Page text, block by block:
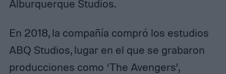
Alburquerque Studios.
En 2018, la compañía compró los estudios
ABQ Studios, lugar en el que se grabaron
producciones como ‘The Avengers’,